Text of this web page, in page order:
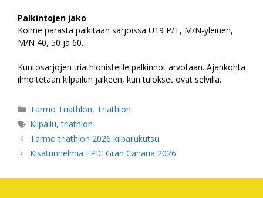
Palkintojen jako
Kolme parasta palkitaan sarjoissa U19 P/T, M/N-yleinen,
M/N 40, 50 ja 60.
Kuntosarjojen triathlonisteille palkinnot arvotaan. Ajankohta
ilmoitetaan kilpailun jälkeen, kun tulokset ovat selvillä.
Kategoriat
Tarmo Triathlon, Triathlon
Avainsanat
Kilpailu,triathlon
Tarmo triathlon 2026 kilpailukutsu
Kisatunnelmia EPIC Gran Canaria 2026